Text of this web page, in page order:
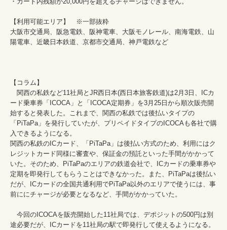
【利用可能エリア】　※一部抜粋
大阪市交通局、阪急電鉄、阪神電車、大阪モノレール、南海電鉄、山
陽電車、近畿日本鉄道、京都市交通局、神戸電鉄など
【コラム】
関西の私鉄など11社局とJR西日本(西日本旅客鉄道)は2月3日、ICカ
ード乗車券「ICOCA」と「ICOCA定期券」を3月25日から順次販売開
始すると発表した。これまで、関西の私鉄では後払いタイプの
「PiTaPa」を発行していたが、プリペイドタイプのICOCAも各社で購
入できるようになる。
関西の私鉄のICカード、「PiTaPa」は後払い方式のため、利用にはク
レジットカード同様に審査や、保証金の預託といった手間がかかって
いた。そのため、PiTaPaのエリアの鉄道会社で、ICカードの乗車券や
定期を即発行してもらうことはできなかった。また、PiTaPaは後払い
だが、ICカードの全国共通利用でPiTaPa以外のエリアで使うには、事
前ににチャージが必要となるなど、手間がかかっていた。
今回のICOCAを販売開始した11社局では、デポジットの500円は別
途必要だが、ICカードを11社局の駅で即発行して使えるようになる。